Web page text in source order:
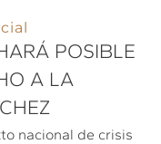
POSIBLE
A LA
nacional de crisis